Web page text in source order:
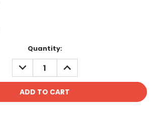
Quantity:
DECREASE
QUANTITY:
INCREASE
QUANTITY: